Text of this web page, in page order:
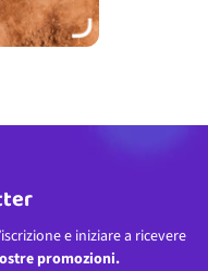
e iniziare a ricevere
promozioni.